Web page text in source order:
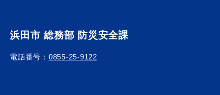
浜田市 総務部 防災安全課
電話番号： 0855-25-9122